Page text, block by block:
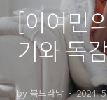
[이여민
기와 독
by 북드라망 2024.